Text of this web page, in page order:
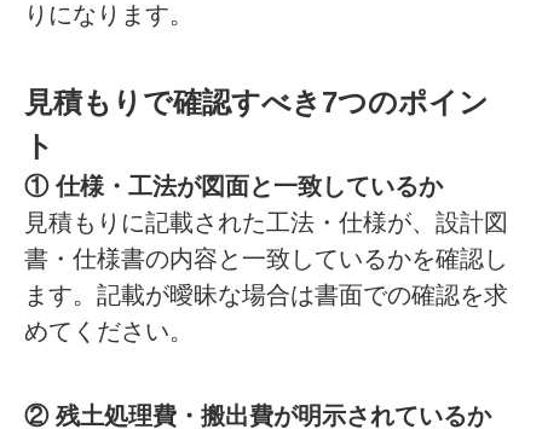
りになります。
見積もりで確認すべき7つのポイン
ト
① 仕様・工法が図面と一致しているか
見積もりに記載された工法・仕様が、設計図
書・仕様書の内容と一致しているかを確認し
ます。記載が曖昧な場合は書面での確認を求
めてください。
② 残土処理費・搬出費が明示されているか